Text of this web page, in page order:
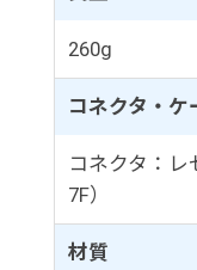
260g
コネクタ・ケ
コネクタ：レ
7F）
材質